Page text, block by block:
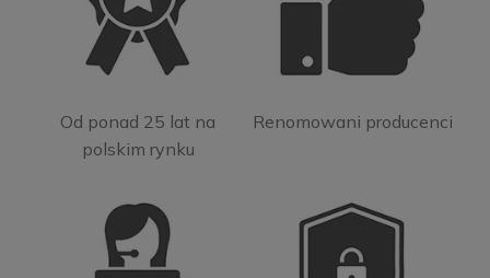
Od ponad 25 lat na
polskim rynku
Renomowani producenci